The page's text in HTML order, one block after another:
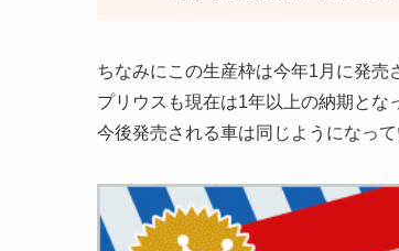
ちなみにこの生産枠は今年1月に発売
プリウスも現在は1年以上の納期とな
今後発売される車は同じようになっ